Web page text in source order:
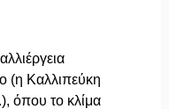
(η Καλλιπεύκη
όπου το κλίμα